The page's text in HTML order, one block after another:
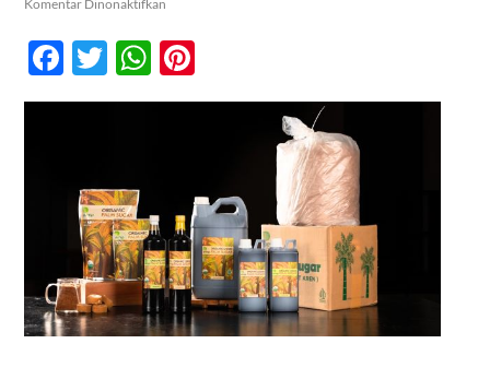
Kontak
Komentar Dinonaktifkan
Menutup
Kekurangan
Gula
Facebook
TwitterWhatsApp